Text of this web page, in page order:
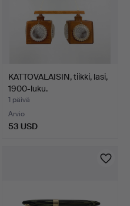
KATTOVALAISIN, tiikki, lasi,
1900-luku.
1 päivä
Arvio
53 USD